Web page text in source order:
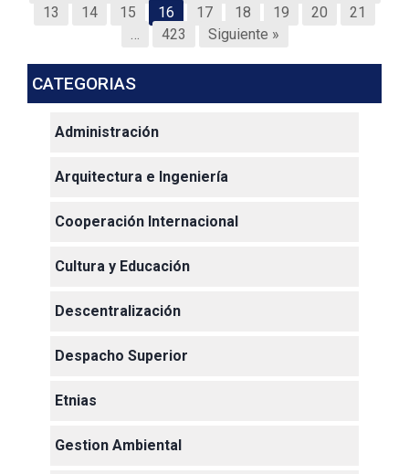
13
14 15 16 17 18 19 20
21
…
423 Siguiente »
CATEGORIAS
Administración
Arquitectura e Ingeniería
Cooperación Internacional
Cultura y Educación
Descentralización
Despacho Superior
Etnias
Gestion Ambiental